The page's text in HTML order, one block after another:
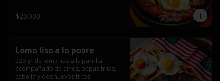
$20.000
Lomo liso a lo pobre
320 gr de lomo liso a la parrilla
acompañado de arroz, papas fritas,
cebolla y dos huevos fritos.